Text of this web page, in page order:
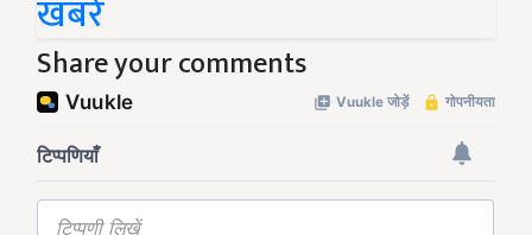
खबरें
Share your comments